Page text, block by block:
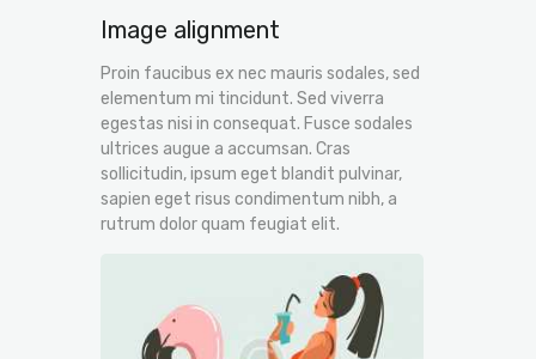
Image alignment
Proin faucibus ex nec mauris sodales, sed
elementum mi tincidunt. Sed viverra
egestas nisi in consequat. Fusce sodales
ultrices augue a accumsan. Cras
sollicitudin, ipsum eget blandit pulvinar,
sapien eget risus condimentum nibh, a
rutrum dolor quam feugiat elit.